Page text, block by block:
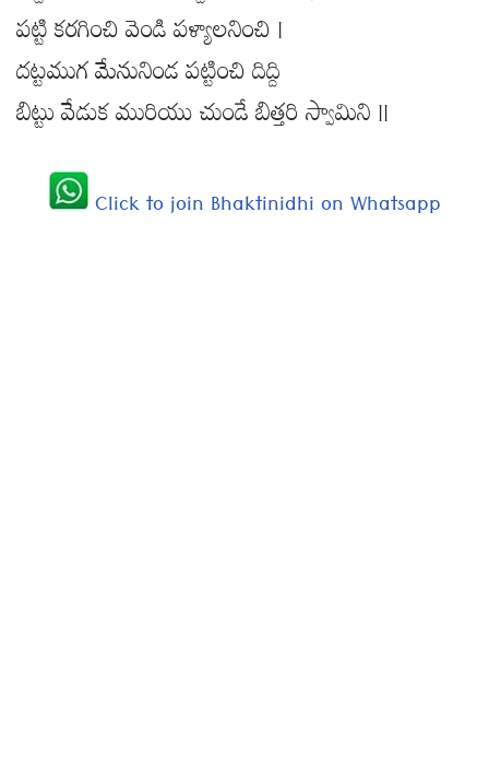
పట్టి కరగించి వెండి పళ్యాలనించి |
దట్టముగ మేనునిండ పట్టించి దిద్ది
బిట్టు వేడుక మురియు చుండే బిత్తరి స్వామిని ||
Click to join Bhaktinidhi on Whatsapp